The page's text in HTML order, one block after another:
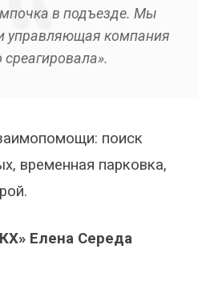
в подъезде. Мы
управляющая компания
поиск
временная парковка,
Елена Середа